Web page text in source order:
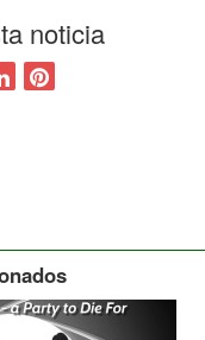
noticia